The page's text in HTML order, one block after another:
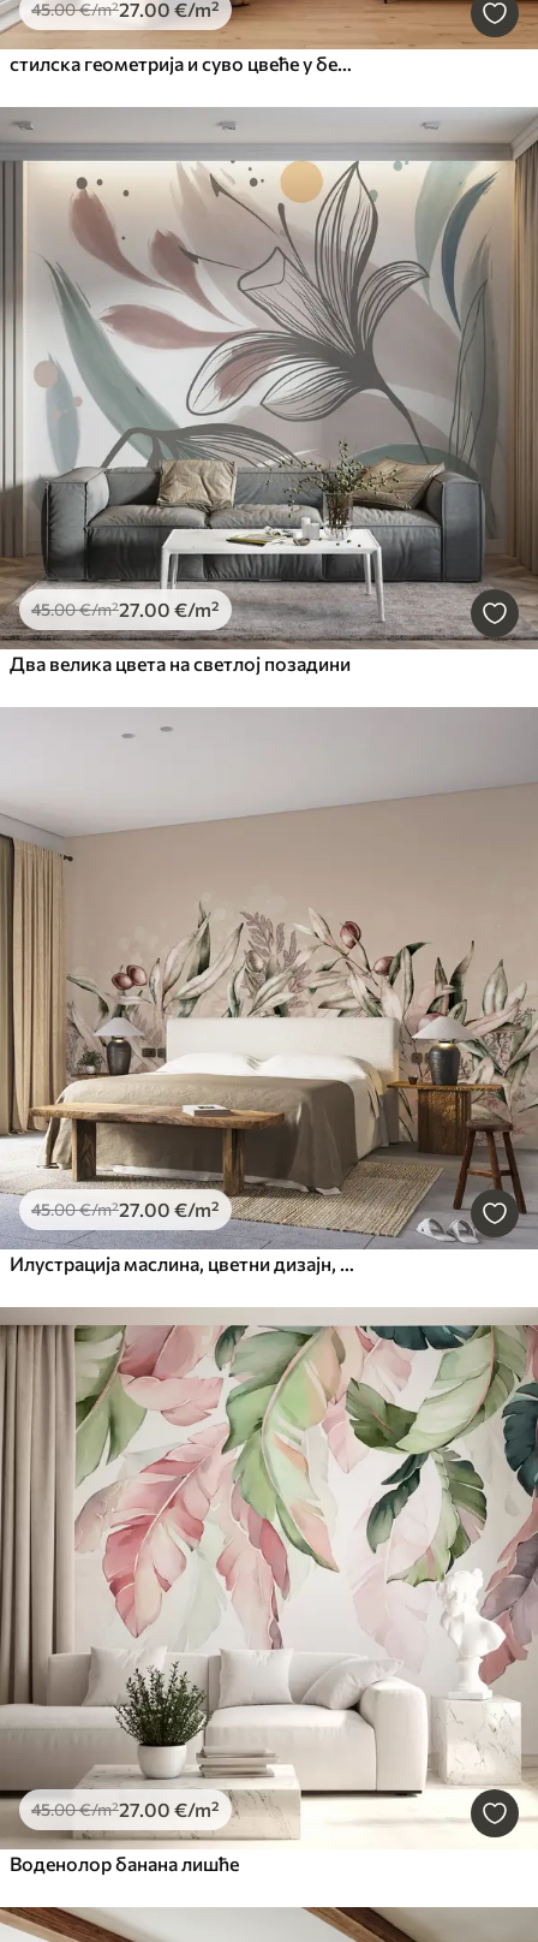
45.00€/m²27.00 €/m²
стилска геометрија и суво цвеће у беж тоновима
45.00€/m²27.00 €/m²
Два велика цвета на светлој позадини
45.00€/m²27.00 €/m²
Илустрација маслина, цветни дизајн, тропска, акварел, велики листови, беж боје
45.00€/m²27.00 €/m²
Воденолор банана лишће